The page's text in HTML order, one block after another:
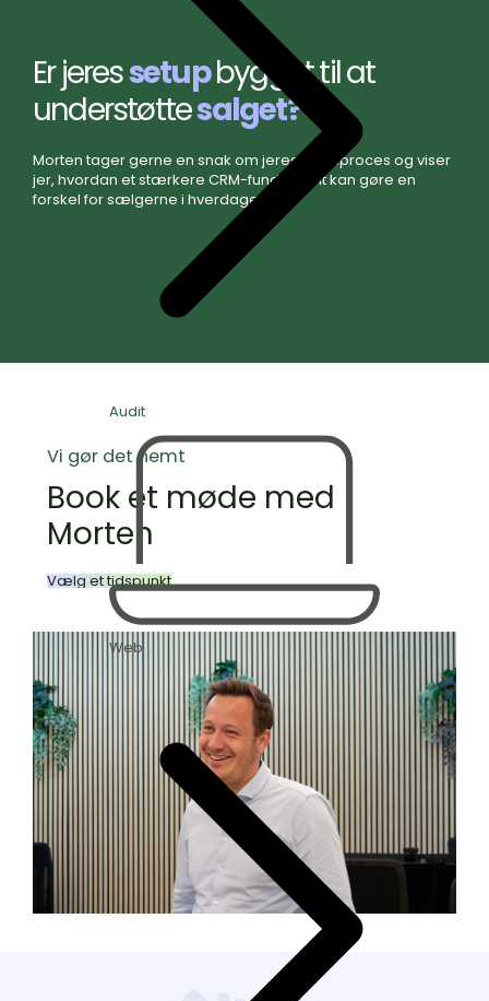
Audit
Web
Er jeressetupbygget til at
understøttesalget?
Morten tager gerne en snak om jeres salgsproces og viser
jer, hvordan et stærkere CRM-fundament kan gøre en
forskel for sælgerne i hverdagen.
Vi gør det nemt
Book et møde med
Morten
Vælg et tidspunkt